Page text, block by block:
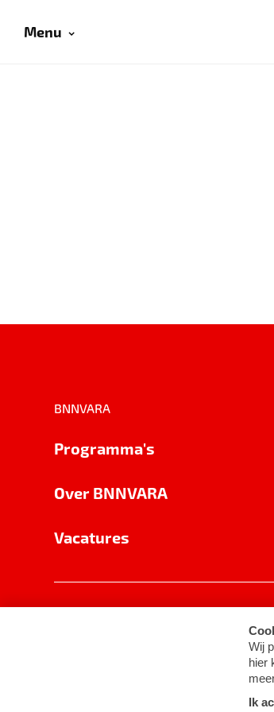
Menu
BNNVARA
Programma's
Over BNNVARA
Vacatures
Cookie-instellingen